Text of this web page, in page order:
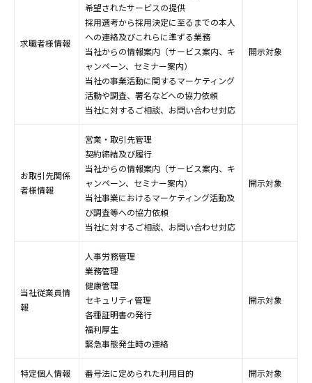
求職者様情報
希望されたサービスの提供
採用選考から採用決定に至るまでの本人
への連絡及びこれらに準ずる業務
当社からの情報案内（サービス案内、キ
ャンペーン、セミナー案内）
当社の事業活動に関するマーケティング
活動や調査、署名などへの協力依頼
当社に対するご相談、お問い合わせ対応
開示対象
お取引先関係
者様情報
営業・取引先管理
契約締結及び履行
当社からの情報案内（サービス案内、キ
ャンペーン、セミナー案内）
当社事業におけるマーケティング活動及
び調査等への協力依頼
当社に対するご相談、お問い合わせ対応
開示対象
当社従業員情
報
人事労務管理
業務管理
健康管理
セキュリティ管理
各種証明書の発行
福利厚生
緊急事態発生時の連絡
開示対象
特定個人情報 番号法に定められた利用目的 開示対象